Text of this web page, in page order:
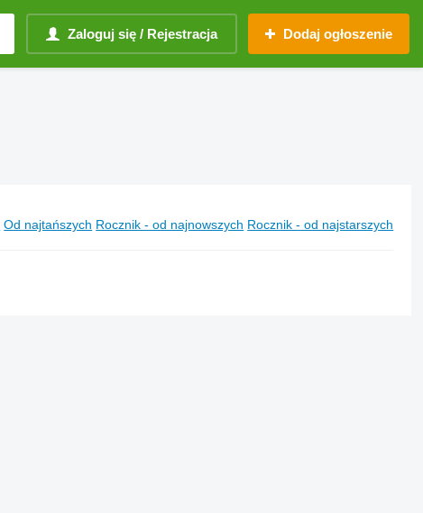
Zaloguj się / Rejestracja Dodaj ogłoszenie
Od najtańszych Rocznik - od najnowszych Rocznik - od najstarszych